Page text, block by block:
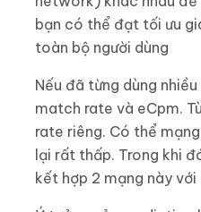
bạn có thể đạt tối ưu
toàn bộ người dùng
Nếu đã từng dùng
match rate và eCpm.
rate riêng. Có thể
lại rất thấp. Trong khi
kết hợp 2 mạng này với